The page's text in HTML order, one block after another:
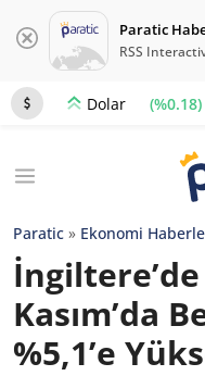
Paratic
RSS
Dolar (%0.18)
Paratic » Ekonomi
Kasım’da
%5,1’e